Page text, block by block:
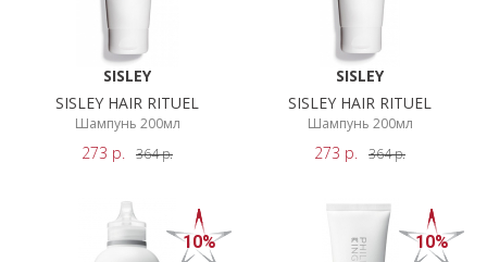
SISLEY
PHILIP
KINGSLEY
SISLEY
SISLEY HAIR RITUEL
Шампунь 200мл
273 р. 364р.
SISLEY
SISLEY HAIR RITUEL
Шампунь 200мл
273 р. 364р.
10% 10%